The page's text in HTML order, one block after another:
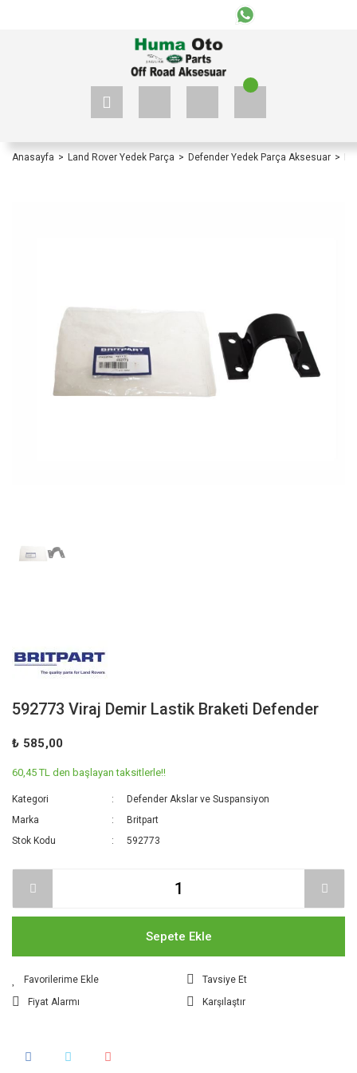
Anasayfa Land Rover Yedek Parça Defender Yedek Parça Aksesuar
592773 Viraj Demir Lastik Braketi Defender
₺ 585,00
60,45 TL den başlayan taksitlerle!!
Kategori
Defender Akslar ve Suspansiyon
Marka
Britpart
Stok Kodu
592773
Sepete Ekle
Tavsiye Et
Fiyat Alarmı
Karşılaştır